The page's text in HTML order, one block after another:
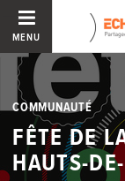
MENU
COMMUNAUTÉ
FÊTE DE
HAUTS-